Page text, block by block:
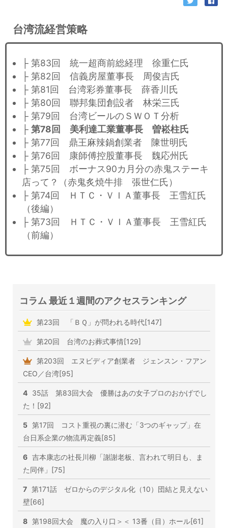
台湾流経営策略
├ 第83回 統一超商前総経理 徐重仁氏
├ 第82回 信義房屋董事長 周俊吉氏
├ 第81回 台湾彩券董事長 薛香川氏
├ 第80回 聯邦集団創設者 林栄三氏
├ 第79回 台湾ビールのＳＷＯＴ分析
├ 第78回 美利達工業董事長 曽崧柱氏
├ 第77回 鼎王麻辣鍋創業者 陳世明氏
├ 第76回 康師傅控股董事長 魏応州氏
├ 第75回 ボーナス90カ月分の赤鬼ステーキ
店って？（赤鬼炙焼牛排 張世仁氏）
├ 第74回 ＨＴＣ・ＶＩＡ董事長 王雪紅氏
（後編）
├ 第73回 ＨＴＣ・ＶＩＡ董事長 王雪紅氏
（前編）
コラム 最近１週間のアクセスランキング
第23回 「ＢＱ」が問われる時代[147]
第20回 台湾のお葬式事情[129]
第203回 エヌビディア創業者 ジェンスン・フアン
CEO／台湾[95]
4 35話 第83回大会 優勝はあの女子プロのおかげでし
た！[92]
5 第17回 コスト重視の裏に潜む「3つのギャップ」在
台日系企業の物流再定義[85]
6 吉本康志の社長川柳「謝謝老板、言われて明日も、ま
た同伴」[75]
7 第171話 ゼロからのデジタル化（10）団結と見えない
壁[66]
8 第198回大会 魔の入り口＞＜ 13番（目）ホール[61]